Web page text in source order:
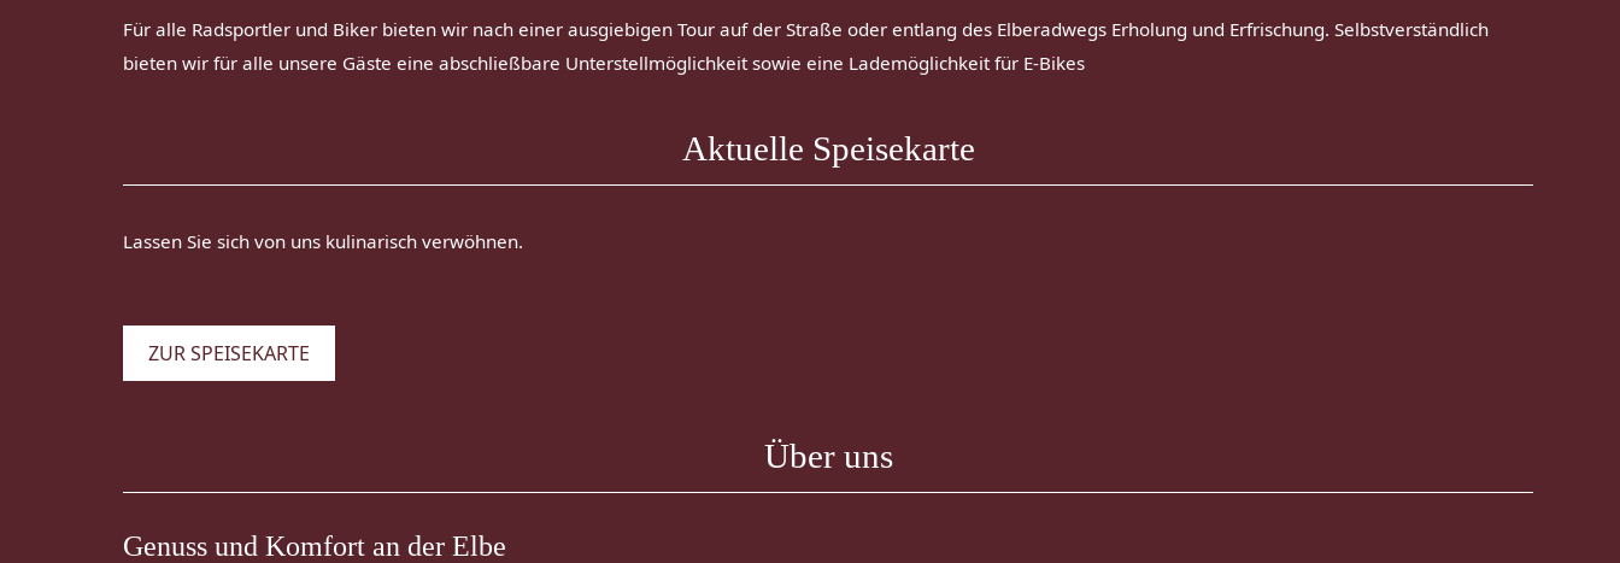
Für alle Radsportler und Biker bieten wir nach einer ausgiebigen Tour auf der Straße oder entlang des Elberadwegs Erholung und Erfrischung. Selbstverständlich
bieten wir für alle unsere Gäste eine abschließbare Unterstellmöglichkeit sowie eine Lademöglichkeit für E-Bikes
Aktuelle Speisekarte
Lassen Sie sich von uns kulinarisch verwöhnen.
ZUR SPEISEKARTE
Über uns
Genuss und Komfort an der Elbe